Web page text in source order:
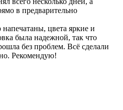
в предварительно
цвета яркие и
была надежной, так что
без проблем. Всё сделали
Рекомендую!